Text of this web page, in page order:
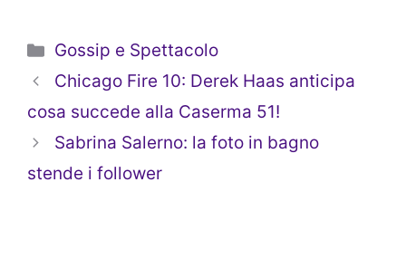
Categorie
Gossip e Spettacolo
Chicago Fire 10: Derek Haas anticipa
cosa succede alla Caserma 51!
Sabrina Salerno: la foto in bagno
stende i follower